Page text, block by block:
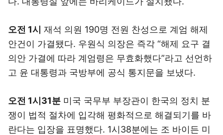
오전 1시 재석 의원 190명 전원 찬성으로 계엄 해제
안건이 가결됐다. 우원식 의장은 즉각 “해제 요구 결
의안 가결에 따라 계엄령은 무효화했다”라고 선언하
고 윤 대통령과 국방부에 공식 통지문을 보냈다.
오전 1시31분 미국 국무부 부장관이 한국의 정치 분
쟁이 법적 절차에 입각해 평화적으로 해결되기를 바
란다는 입장을 표명했다. 1시38분에는 조 바이든 미